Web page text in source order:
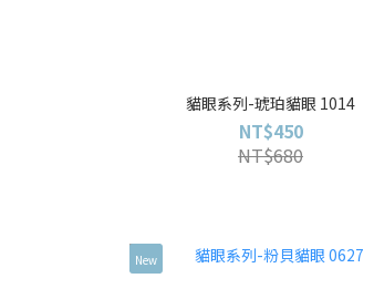
貓眼系列-琥珀貓眼 1014
NT$450
NT$680
New